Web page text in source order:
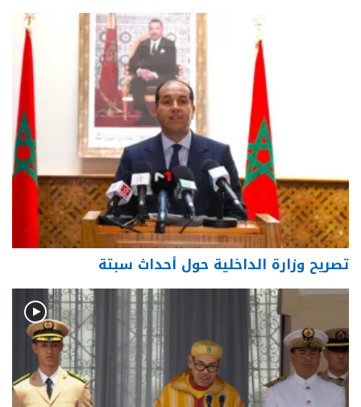
تصريح وزارة الداخلية حول أحداث سبتة